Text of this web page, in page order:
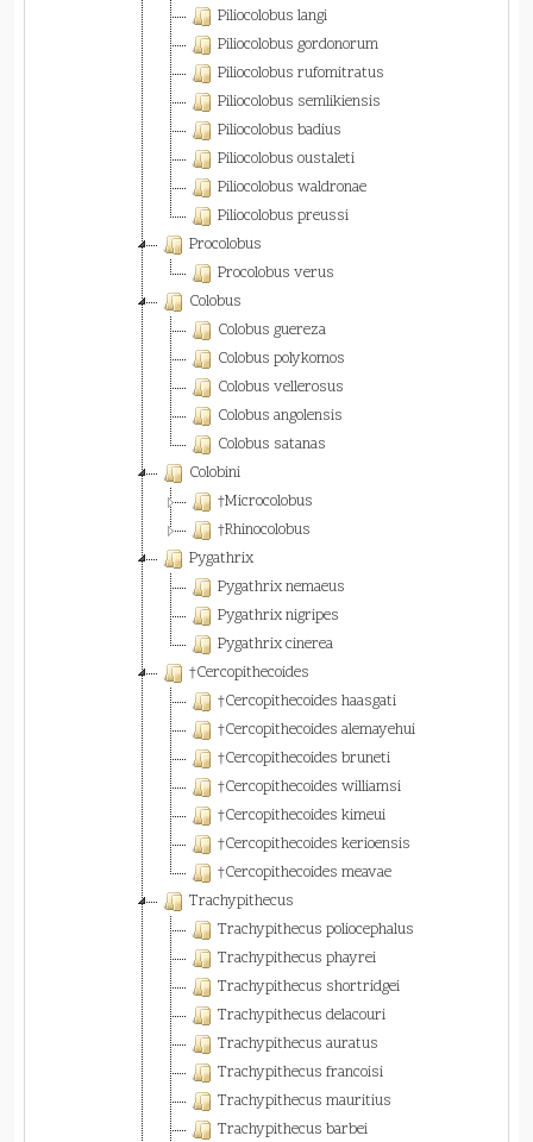
Piliocolobus langi
Piliocolobus gordonorum
Piliocolobus rufomitratus
Piliocolobus semlikiensis
Piliocolobus badius
Piliocolobus oustaleti
Piliocolobus waldronae
Piliocolobus preussi
Procolobus
Procolobus verus
Colobus
Colobus guereza
Colobus polykomos
Colobus vellerosus
Colobus angolensis
Colobus satanas
Colobini
†Microcolobus
†Rhinocolobus
Pygathrix
Pygathrix nemaeus
Pygathrix nigripes
Pygathrix cinerea
†Cercopithecoides
†Cercopithecoides haasgati
†Cercopithecoides alemayehui
†Cercopithecoides bruneti
†Cercopithecoides williamsi
†Cercopithecoides kimeui
†Cercopithecoides kerioensis
†Cercopithecoides meavae
Trachypithecus
Trachypithecus poliocephalus
Trachypithecus phayrei
Trachypithecus shortridgei
Trachypithecus delacouri
Trachypithecus auratus
Trachypithecus francoisi
Trachypithecus mauritius
Trachypithecus barbei